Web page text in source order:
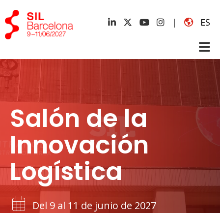
| ES
Salón de la
Innovación
Logística
Del 9 al 11 de junio de 2027